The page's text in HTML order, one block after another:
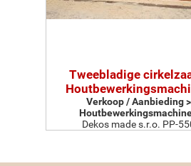
Tweebladige
Verkoop / Aanbieding >
Dekos made s.r.o. PP-